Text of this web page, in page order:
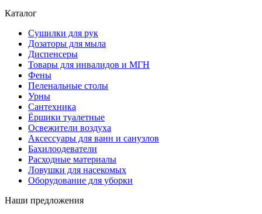
Каталог
Сушилки для рук
Дозаторы для мыла
Диспенсеры
Товары для инвалидов и МГН
Фены
Пеленальные столы
Урны
Сантехника
Ёршики туалетные
Освежители воздуха
Аксессуары для ванн и санузлов
Бахилоодеватели
Расходные материалы
Ловушки для насекомых
Оборудование для уборки
Наши предложения